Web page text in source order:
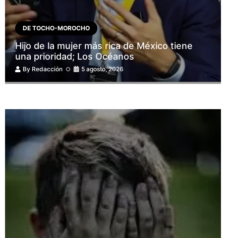
DE TOCHO-MOROCHO
Hijo de la mujer más rica de México tiene
una prioridad; Los Océanos
By Redacción 5 agosto, 2026